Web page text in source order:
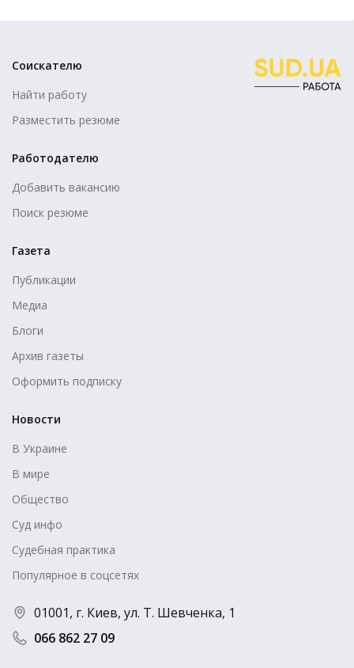
Соискателю
Найти работу
Разместить резюме
Работодателю
Добавить вакансию
Поиск резюме
Газета
Публикации
Медиа
Блоги
Архив газеты
Оформить подписку
Новости
В Украине
В мире
Общество
Суд инфо
Судебная практика
Популярное в соцсетях
066 862 27 09
01001, г. Киев, ул. Т. Шевченка, 1